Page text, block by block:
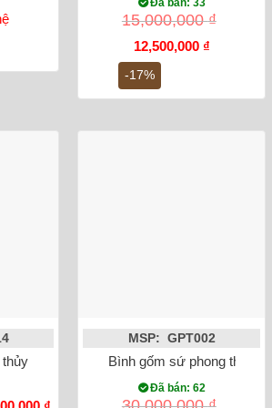
-17%
Đã bán: 33
15,000,000₫
Giá
gốc
là:
15,000,000 ₫.
12,500,000 ₫Giá
mai bình tích lộc phượng vẽ vàng màu
MSP: GPT002
Bình gốm sứ phong thủy
Đã bán: 62